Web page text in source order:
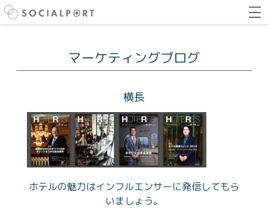
マーケティングブログ
横長
ホテルの魅力はインフルエンサーに発信してもら
いましょう。